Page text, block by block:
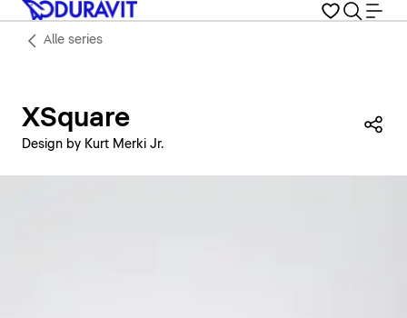
Alle series
XSquare
Design by Kurt Merki Jr.